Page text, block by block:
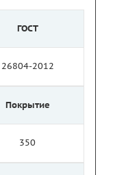
ГОСТ
26804-2012
Покрытие
350